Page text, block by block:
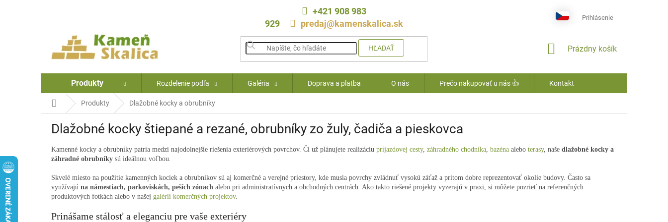
+421 908 983
929
predaj@kamenskalica.sk
Prihlásenie
HĽADAŤ
NÁKUPNÝ
Prázdny košík
Produkty Rozdelenie podľa Galéria Doprava a platba O nás Prečo nakupovať u nás 👍 Kontakt
DomovProdukty Dlažobné kocky a obrubníky
Dlažobné kocky štiepané a rezané, obrubníky zo žuly, čadiča a pieskovca
Kamenné kocky a obrubníky patria medzi najodolnejšie riešenia exteriérových povrchov. Či už plánujete realizáciu príjazdovej cesty, záhradného chodníka bazéna alebo terasy, naše dlažobné kocky a
záhradné obrubníky sú ideálnou voľbou.
Skvelé miesto na použitie kamenných kociek a obrubníkov sú aj komerčné a verejné priestory, kde musia povrchy zvládnuť vysokú záťaž a pritom dobre reprezentovať okolie budovy. Často sa
využívajú na námestiach, parkoviskách, peších zónach alebo pri administratívnych a obchodných centrách. Ako takto riešené projekty vyzerajú v praxi, si môžete pozrieť na referenčných
produktových fotkách alebo v našej galérii komerčných projektov.
Prinášame stálosť a eleganciu pre vaše exteriéry